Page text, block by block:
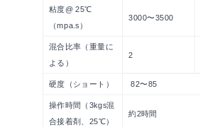
粘度@ 25℃
（mpa.s）
3000〜3500
混合比率（重量に
よる）
2
硬度（ショート） 82〜85
操作時間（3kgs混
合接着剤、25℃）
約2時間